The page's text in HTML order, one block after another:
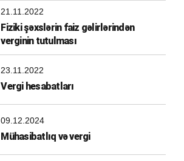
21.11.2022
Fiziki şəxslərin faiz gəlirlərindən
verginin tutulması
23.11.2022
Vergi hesabatları
09.12.2024
Mühasibatlıq və vergi